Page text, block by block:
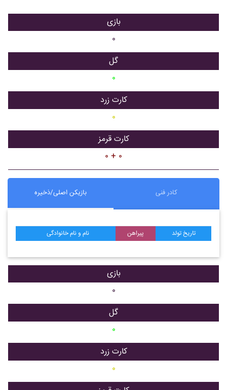
بازی
۰
گل
۰
کارت زرد
۰
کارت قرمز
۰ + ۰
بازیکن اصلی/ذخیره کادر فنی
نام و نام خانوادگی پیراهن تاریخ تولد
بازی
۰
گل
۰
کارت زرد
۰